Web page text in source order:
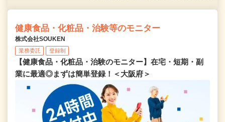
健康食品・化粧品・治験等のモニター
株式会社SOUKEN
業務委託 登録制
【健康食品・化粧品・治験のモニター】在宅・短期・副
業に最適◎まずは簡単登録！＜大阪府＞